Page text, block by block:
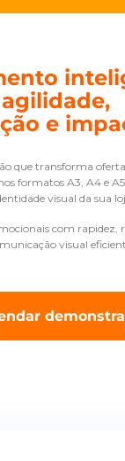
e
que transforma
formatos A3, A4 e
visual da sua
com rapidez,
visual